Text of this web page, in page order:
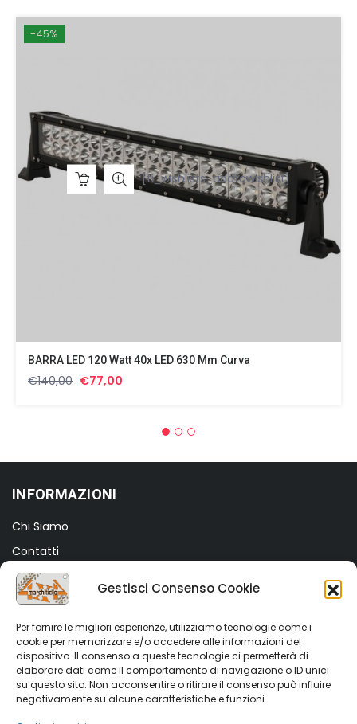
Gestisci Consenso Cookie
Per fornire le migliori esperienze, utilizziamo tecnologie come i
cookie per memorizzare e/o accedere alle informazioni del
dispositivo. Il consenso a queste tecnologie ci permetterà di
elaborare dati come il comportamento di navigazione o ID unici
su questo sito. Non acconsentire o ritirare il consenso può influire
negativamente su alcune caratteristiche e funzioni.
-45%
[ti_wishlists_addtowishlist]
BARRA LED 120 Watt 40x LED 630 Mm Curva
€140,00 Il€77,00
INFORMAZIONI
Chi Siamo
Contatti
Termini e Condizioni
Privacy Policy
Cookie Policy (UE)
SHOP
Shop